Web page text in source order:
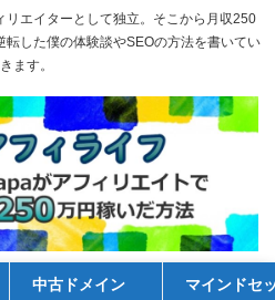
エイターとして独立。そこから月収250
した僕の体験談やSEOの方法を書いてい
きます。
中古ドメイン マインドセ